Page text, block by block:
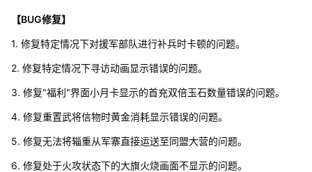
【BUG修复】
1. 修复特定情况下对援军部队进行补兵时卡顿的问题。
2. 修复特定情况下寻访动画显示错误的问题。
3. 修复"福利"界面小月卡显示的首充双倍玉石数量错误的问题。
4. 修复重置武将信物时黄金消耗显示错误的问题。
5. 修复无法将辎重从军寨直接运送至同盟大营的问题。
6. 修复处于火攻状态下的大旗火烧画面不显示的问题。